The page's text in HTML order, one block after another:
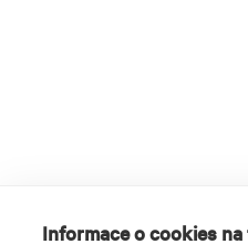
Informace o cookies